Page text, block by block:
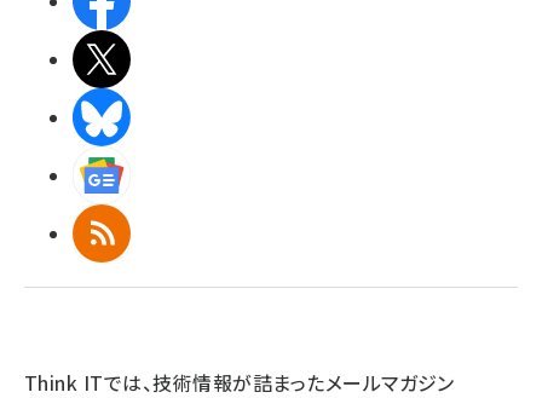
RSS
Think ITでは、技術情報が詰まったメールマガジン